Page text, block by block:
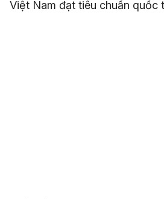
Việt Nam đạt tiêu chuẩn quốc